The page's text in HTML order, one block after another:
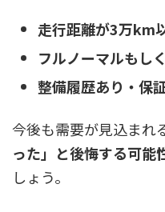
走行距離が3万km
フルノーマルもし
整備履歴あり・保
今後も需要が見込まれ
った」と後悔する可能
しょう。